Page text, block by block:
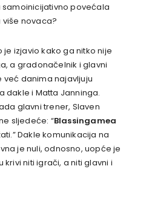
povećala
novaca?
je izjavio kako ga nitko nije
a gradonačelnik i glavni
već danima najavljuju
dakle i Matta Janninga.
glavni trener, Slaven
sljedeće: “Blassingamea
Dakle komunikacija na
je nuli, odnosno, uopće je
krivi niti igrači, a niti glavni i